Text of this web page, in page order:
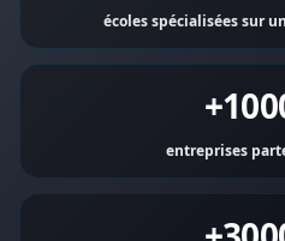
écoles spécialisées sur
entreprises